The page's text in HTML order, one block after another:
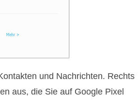
und Nachrichten. Rechts
aus, die Sie auf Google Pixel